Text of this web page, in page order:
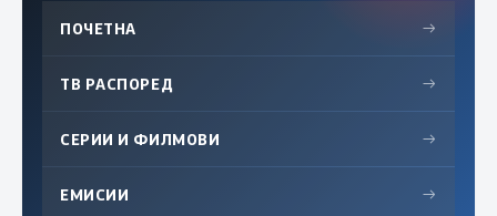
ПОЧЕТНА →
ТВ РАСПОРЕД →
СЕРИИ И ФИЛМОВИ →
ЕМИСИИ →